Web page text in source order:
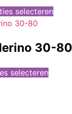
selecteren
30-80
selecteren